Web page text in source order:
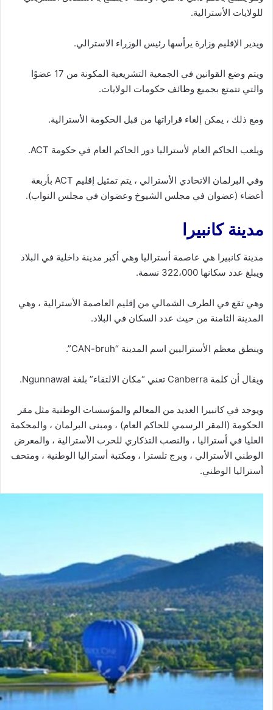
للولايات الأسترالية.
ويدير الإقليم وزارة يرأسها رئيس الوزراء الاسترالي.
ويتم وضع القوانين في الجمعية التشريعية المكونة من 17 عضوًا
والتي تتمتع بجميع وظائف حكومات الولايات.
ومع ذلك ، يمكن إلغاء قراراتها من قبل الحكومة الأسترالية.
ويلعب الحاكم العام لأستراليا دور الحاكم العام في حكومة ACT.
وفي البرلمان الاتحادي الأسترالي ، يتم تمثيل إقليم ACT بأربعة
أعضاء (عضوان في مجلس الشيوخ وعضوان في مجلس النواب).
مدينة كانبيرا
مدينة كانبيرا هي عاصمة أستراليا وهي أكبر مدينة داخلية في البلاد
ويبلغ عدد سكانها 322،000 نسمة.
وهي تقع في الطرف الشمالي من إقليم العاصمة الأسترالية ، وهي
المدينة الثامنة من حيث عدد السكان في البلاد.
وينطق معظم الأستراليين اسم المدينة “CAN-bruh”.
ويقال أن كلمة Canberra تعني “مكان الالتقاء” بلغة Ngunnawal.
ويوجد في كانبيرا العديد من المعالم والمؤسسات الوطنية مثل مقر
الحكومة (المقر الرسمي للحاكم العام) ، ومبنى البرلمان ، والمحكمة
العليا في أستراليا ، والنصب التذكاري للحرب الأسترالية ، والمعرض
الوطني الأسترالي ، وبرج تلسترا ، ومكتبة أستراليا الوطنية ، ومتحف
أستراليا الوطني.